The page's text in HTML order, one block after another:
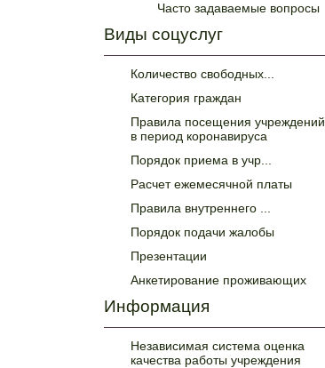
Часто задаваемые вопросы
Виды соцуслуг
Количество свободных...
Категория граждан
Правила посещения учреждений
в период коронавируса
Порядок приема в учр...
Расчет ежемесячной платы
Правила внутреннего ...
Порядок подачи жалобы
Презентации
Анкетирование проживающих
Информация
Независимая система оценка
качества работы учреждения